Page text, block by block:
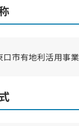
口市有地利活用事業